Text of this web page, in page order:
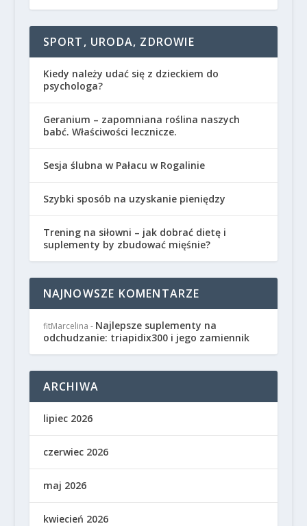
SPORT, URODA, ZDROWIE
Kiedy należy udać się z dzieckiem do
psychologa?
Geranium – zapomniana roślina naszych
babć. Właściwości lecznicze.
Sesja ślubna w Pałacu w Rogalinie
Szybki sposób na uzyskanie pieniędzy
Trening na siłowni – jak dobrać dietę i
suplementy by zbudować mięśnie?
NAJNOWSZE KOMENTARZE
fitMarcelina - Najlepsze suplementy na
odchudzanie: triapidix300 i jego zamiennik
ARCHIWA
lipiec 2026
czerwiec 2026
maj 2026
kwiecień 2026